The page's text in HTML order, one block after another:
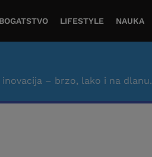
BOGATSTVO LIFESTYLE NAUKA
– brzo, lako i na dlanu.